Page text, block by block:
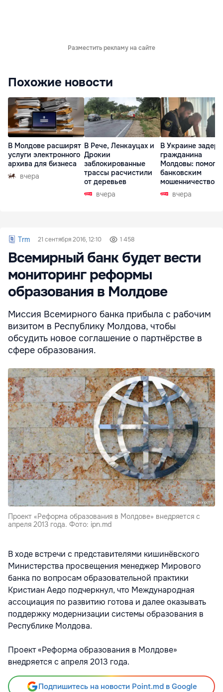
Разместить рекламу на сайте
Похожие новости
В Молдове расширят
услуги электронного
архива для бизнеса
вчера
В Рече, Ленкауцах и
Дрокии
заблокированные
трассы расчистили
от деревьев
вчера
В Украине
гражданина
Молдовы:
банковским
мошенничеством
Чехиивчера
Trm 21 сентября 2016, 12:10 1 458
Всемирный банк будет вести
мониторинг реформы
образования в Молдове
Миссия Всемирного банка прибыла с рабочим
визитом в Республику Молдова, чтобы
обсудить новое соглашение о партнёрстве в
сфере образования.
Проект «Реформа образования в Молдове» внедряется с
апреля 2013 года. Фото: ipn.md
В ходе встречи с представителями кишинёвского
Министерства просвещения менеджер Мирового
банка по вопросам образовательной практики
Кристиан Аедо подчеркнул, что Международная
ассоциация по развитию готова и далее оказывать
поддержку модернизации системы образования в
Республике Молдова.
Проект «Реформа образования в Молдове»
внедряется с апреля 2013 года.
Подпишитесь на новости Point.md в Google